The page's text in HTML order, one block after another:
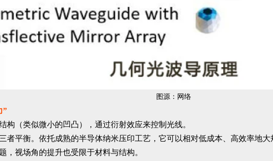
图源：网络
”
构（类似微小的凹凸），通过衍射效应来控制光线。
者平衡。依托成熟的半导体纳米压印工艺，它可以相对低成本、高效率地
，视场角的提升也受限于材料与结构。